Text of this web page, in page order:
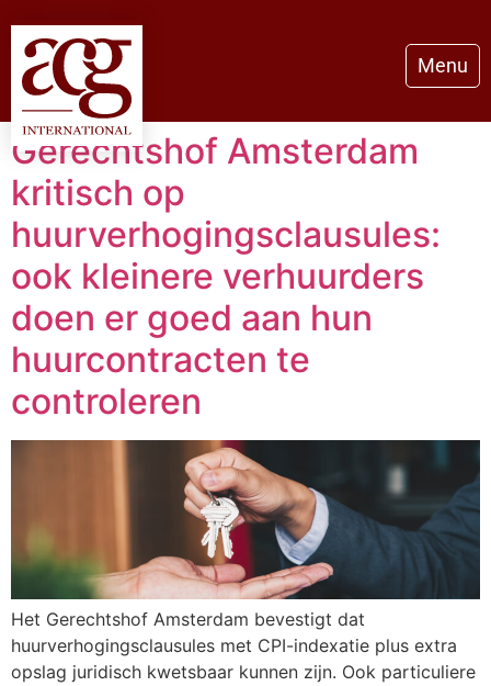
Menu
Gerechtshof Amsterdam
kritisch op
huurverhogingsclausules:
ook kleinere verhuurders
doen er goed aan hun
huurcontracten te
controleren
Het Gerechtshof Amsterdam bevestigt dat
huurverhogingsclausules met CPI-indexatie plus extra
opslag juridisch kwetsbaar kunnen zijn. Ook particuliere